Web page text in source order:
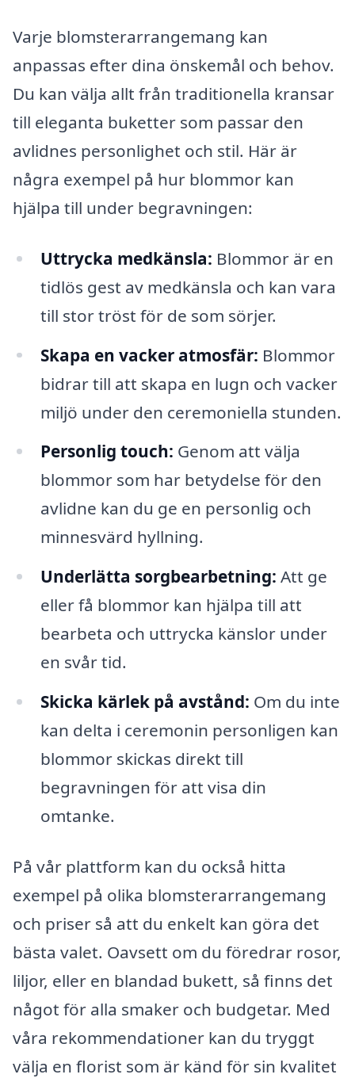
Varje blomsterarrangemang kan
anpassas efter dina önskemål och behov.
Du kan välja allt från traditionella kransar
till eleganta buketter som passar den
avlidnes personlighet och stil. Här är
några exempel på hur blommor kan
hjälpa till under begravningen:
Uttrycka medkänsla: Blommor är en
tidlös gest av medkänsla och kan vara
till stor tröst för de som sörjer.
Skapa en vacker atmosfär: Blommor
bidrar till att skapa en lugn och vacker
miljö under den ceremoniella stunden.
Personlig touch: Genom att välja
blommor som har betydelse för den
avlidne kan du ge en personlig och
minnesvärd hyllning.
Underlätta sorgbearbetning: Att ge
eller få blommor kan hjälpa till att
bearbeta och uttrycka känslor under
en svår tid.
Skicka kärlek på avstånd: Om du inte
kan delta i ceremonin personligen kan
blommor skickas direkt till
begravningen för att visa din
omtanke.
På vår plattform kan du också hitta
exempel på olika blomsterarrangemang
och priser så att du enkelt kan göra det
bästa valet. Oavsett om du föredrar rosor,
liljor, eller en blandad bukett, så finns det
något för alla smaker och budgetar. Med
våra rekommendationer kan du tryggt
välja en florist som är känd för sin kvalitet